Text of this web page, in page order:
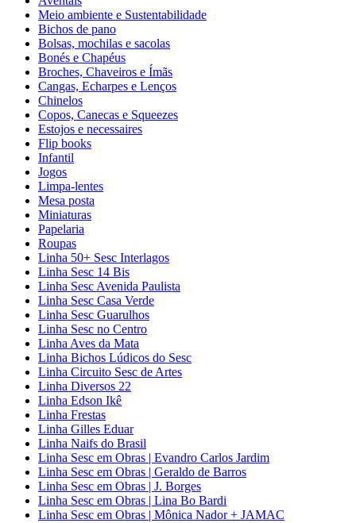
Meio ambiente e Sustentabilidade
Bichos de pano
Bolsas, mochilas e sacolas
Bonés e Chapéus
Broches, Chaveiros e Ímãs
Cangas, Echarpes e Lenços
Chinelos
Copos, Canecas e Squeezes
Estojos e necessaires
Flip books
Infantil
Jogos
Limpa-lentes
Mesa posta
Miniaturas
Papelaria
Roupas
Linha 50+ Sesc Interlagos
Linha Sesc 14 Bis
Linha Sesc Avenida Paulista
Linha Sesc Casa Verde
Linha Sesc Guarulhos
Linha Sesc no Centro
Linha Aves da Mata
Linha Bichos Lúdicos do Sesc
Linha Circuito Sesc de Artes
Linha Diversos 22
Linha Edson Ikê
Linha Frestas
Linha Gilles Eduar
Linha Naifs do Brasil
Linha Sesc em Obras | Evandro Carlos Jardim
Linha Sesc em Obras | Geraldo de Barros
Linha Sesc em Obras | J. Borges
Linha Sesc em Obras | Lina Bo Bardi
Linha Sesc em Obras | Mônica Nador + JAMAC